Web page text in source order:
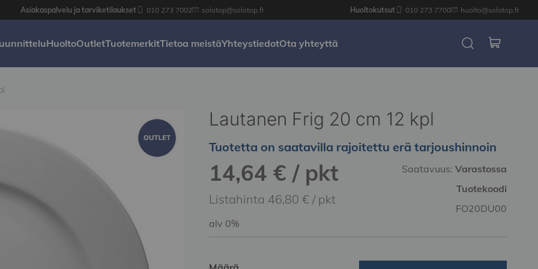
Asiakaspalvelu ja tarviketilaukset 010 273 7002 solotop@solotop.fi Huoltokutsut 010 273 7700 huolto@solotop.fi
HuoltoOutletTuotemerkitTietoa meistäYhteystiedotOta yhteyttä
Lautanen Frig 20 cm 12 kpl
Tuotetta on saatavilla rajoitettu erä tarjoushinnoin
Special
14,64 € / pkt
Listahinta 46,80 € / pkt
Saatavuus: Varastossa
Tuotekoodi
FO20DU00
alv 0%